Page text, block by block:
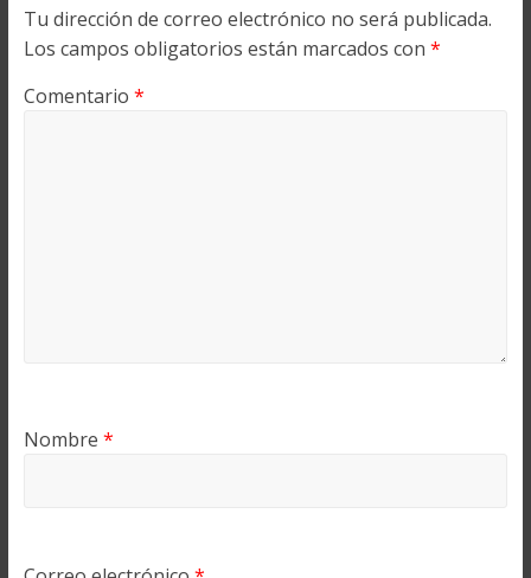
Tu dirección de correo electrónico no será publicada.
Los campos obligatorios están marcados con *
Comentario *
Nombre *